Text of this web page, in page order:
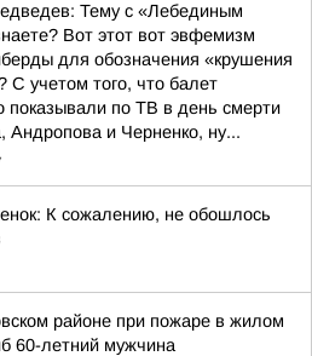
Тему с «Лебединым
Вот этот вот эвфемизм
для обозначения «крушения
учетом того, что балет
показывали по ТВ в день смерти
Андропова и Черненко, ну...
К сожалению, не обошлось
районе при пожаре в жилом
60-летний мужчина